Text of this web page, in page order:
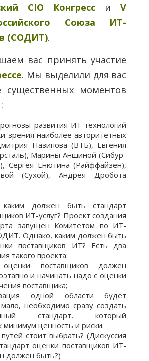
CIO Конгресс
иV
Союза ИТ-
(СОДИТ).
вас принять участие
. Мы выделили для вас
существенных моментов
развития ИТ-технологий
зрения наиболее авторитетных
Назипова (ВТБ), Евгения
Марины Аншиной (Сибур-
Сергея Енютина (Райффайзен),
(Сухой), Андрея Дробота
должен быть стандарт
ИТ-услуг? Проект создания
запущен Комитетом по ИТ-
Однако, каким должен быть
поставщиков ИТ? Есть два
такого проекта:
поставщиков должен
и начинать надо с оценки
поставщика;
одной области будет
необходимо сразу создать
стандарт, который
минимум ценность и риски.
стоит выбрать? (Дискуссия
оценки поставщиков ИТ-
должен быть?)